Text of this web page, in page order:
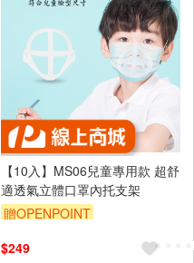
【10入】MS06兒童專用款 超舒
適透氣立體口罩內托支架
贈OPENPOINT
$249